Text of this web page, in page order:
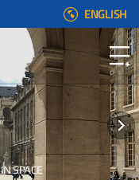
ENGLISH